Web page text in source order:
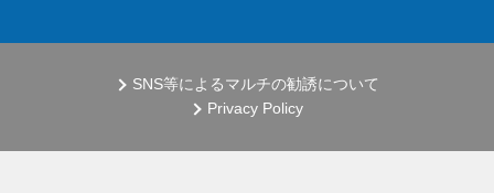
SNS等によるマルチの勧誘について
Privacy Policy